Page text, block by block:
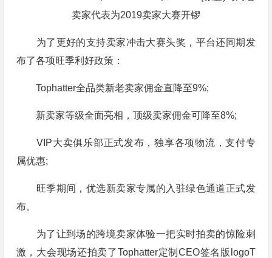
卖家代表为2019卖家大赛开锣
为了更好的支持卖家冲击大赛头奖，平台还同期发
布了各项旺季利好政策：
Tophatter全品类新老卖家佣金直降至9%;
新卖家等级全面亮相，顶级卖家佣金可降至8%;
VIP大卖俱乐部正式发布，独享各项物流，支付专
属优惠;
旺季期间，优选新卖家专属的入驻绿色通道正式发
布。
为了让到场的跨境卖家体验一把实时拍卖的惊险刺
激，大会现场还拍卖了Tophatter定制CEO签名版logoT